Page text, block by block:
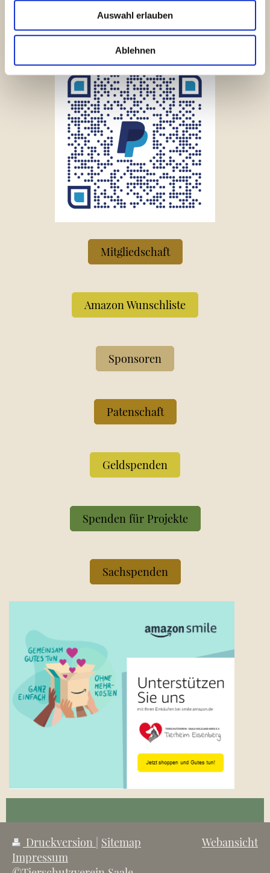
Auswahl erlauben
Ablehnen
PayPal
Mitgliedschaft
Amazon Wunschliste
Sponsoren
Patenschaft
Geldspenden
Spenden für Projekte
Sachspenden
Druckversion Sitemap
Impressum
Webansicht